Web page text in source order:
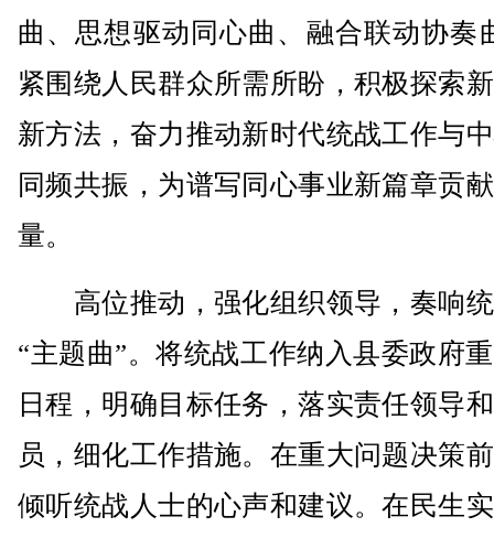
曲、思想驱动同心曲、融合联动协奏
紧围绕人民群众所需所盼，积极探索
新方法，奋力推动新时代统战工作与
同频共振，为谱写同心事业新篇章贡
量。
高位推动，强化组织领导，奏响
“主题曲”。将统战工作纳入县委政府
日程，明确目标任务，落实责任领导
员，细化工作措施。在重大问题决策
倾听统战人士的心声和建议。在民生